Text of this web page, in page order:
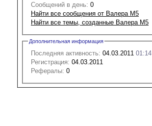
Сообщений в день: 0
Найти все сообщения от Валера М5
Найти все темы, созданные Валера М5
Дополнительная информация
Последняя активность: 04.03.2011 01:14
Регистрация: 04.03.2011
Рефералы: 0